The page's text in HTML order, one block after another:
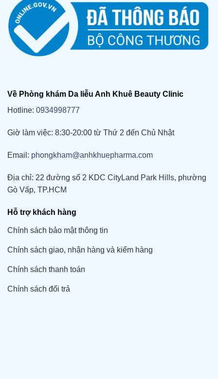
Về Phòng khám Da liễu Anh Khuê Beauty Clinic
Hotline: 0934998777
Giờ làm việc: 8:30-20:00 từ Thứ 2 đến Chủ Nhật
Email: phongkham@anhkhuepharma.com
Địa chỉ: 22 đường số 2 KDC CityLand Park Hills, phường
Gò Vấp, TP.HCM
Hỗ trợ khách hàng
Chính sách bảo mật thông tin
Chính sách giao, nhận hàng và kiểm hàng
Chính sách thanh toán
Chính sách đổi trả